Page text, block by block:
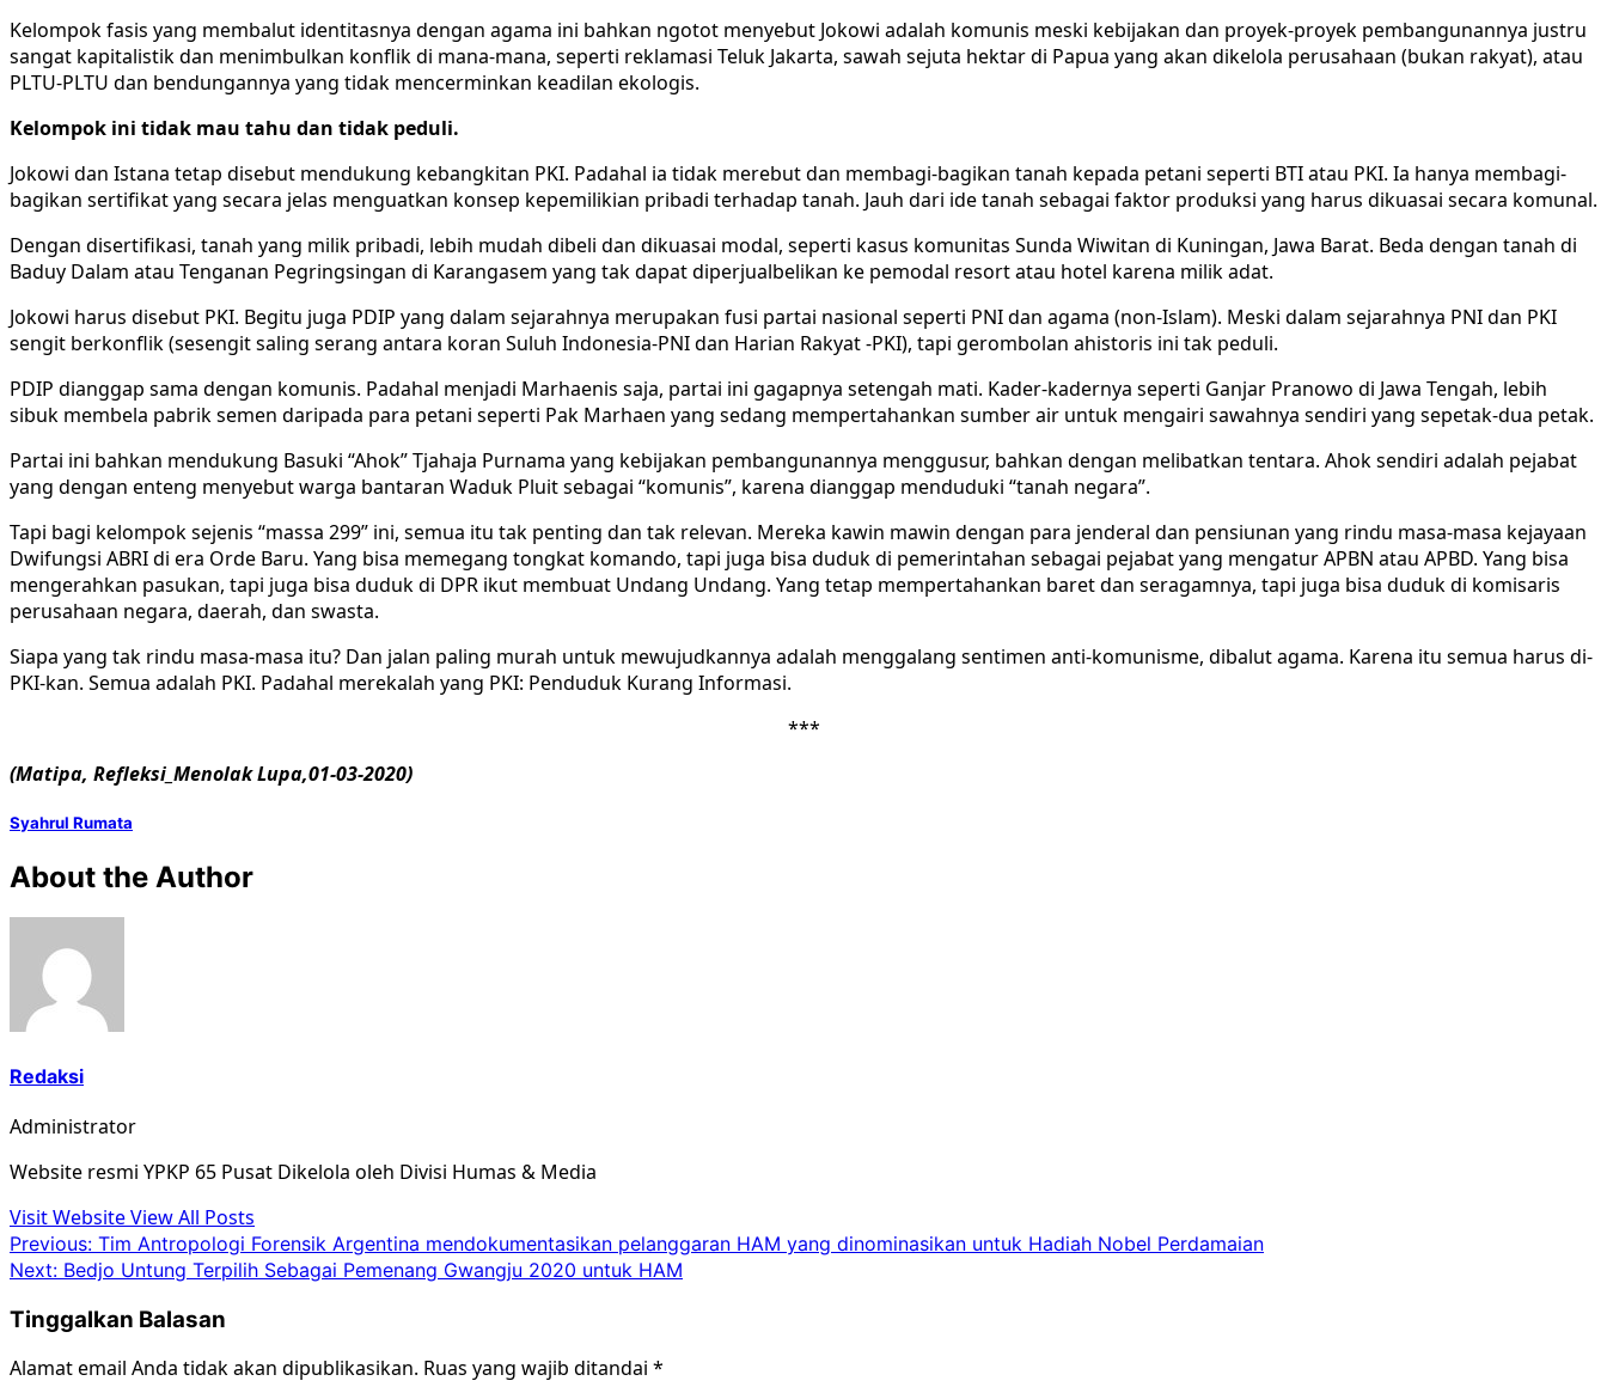
Kelompok fasis yang membalut identitasnya dengan agama ini bahkan ngotot menyebut Jokowi adalah komunis meski kebijakan dan proyek-proyek pembangunannya justru
sangat kapitalistik dan menimbulkan konflik di mana-mana, seperti reklamasi Teluk Jakarta, sawah sejuta hektar di Papua yang akan dikelola perusahaan (bukan rakyat), atau
PLTU-PLTU dan bendungannya yang tidak mencerminkan keadilan ekologis.
Kelompok ini tidak mau tahu dan tidak peduli.
Jokowi dan Istana tetap disebut mendukung kebangkitan PKI. Padahal ia tidak merebut dan membagi-bagikan tanah kepada petani seperti BTI atau PKI. Ia hanya membagi-
bagikan sertifikat yang secara jelas menguatkan konsep kepemilikian pribadi terhadap tanah. Jauh dari ide tanah sebagai faktor produksi yang harus dikuasai secara komunal.
Dengan disertifikasi, tanah yang milik pribadi, lebih mudah dibeli dan dikuasai modal, seperti kasus komunitas Sunda Wiwitan di Kuningan, Jawa Barat. Beda dengan tanah di
Baduy Dalam atau Tenganan Pegringsingan di Karangasem yang tak dapat diperjualbelikan ke pemodal resort atau hotel karena milik adat.
Jokowi harus disebut PKI. Begitu juga PDIP yang dalam sejarahnya merupakan fusi partai nasional seperti PNI dan agama (non-Islam). Meski dalam sejarahnya PNI dan PKI
sengit berkonflik (sesengit saling serang antara koran Suluh Indonesia-PNI dan Harian Rakyat -PKI), tapi gerombolan ahistoris ini tak peduli.
PDIP dianggap sama dengan komunis. Padahal menjadi Marhaenis saja, partai ini gagapnya setengah mati. Kader-kadernya seperti Ganjar Pranowo di Jawa Tengah, lebih
sibuk membela pabrik semen daripada para petani seperti Pak Marhaen yang sedang mempertahankan sumber air untuk mengairi sawahnya sendiri yang sepetak-dua petak.
Partai ini bahkan mendukung Basuki “Ahok” Tjahaja Purnama yang kebijakan pembangunannya menggusur, bahkan dengan melibatkan tentara. Ahok sendiri adalah pejabat
yang dengan enteng menyebut warga bantaran Waduk Pluit sebagai “komunis”, karena dianggap menduduki “tanah negara”.
Tapi bagi kelompok sejenis “massa 299” ini, semua itu tak penting dan tak relevan. Mereka kawin mawin dengan para jenderal dan pensiunan yang rindu masa-masa kejayaan
Dwifungsi ABRI di era Orde Baru. Yang bisa memegang tongkat komando, tapi juga bisa duduk di pemerintahan sebagai pejabat yang mengatur APBN atau APBD. Yang bisa
mengerahkan pasukan, tapi juga bisa duduk di DPR ikut membuat Undang Undang. Yang tetap mempertahankan baret dan seragamnya, tapi juga bisa duduk di komisaris
perusahaan negara, daerah, dan swasta.
Siapa yang tak rindu masa-masa itu? Dan jalan paling murah untuk mewujudkannya adalah menggalang sentimen anti-komunisme, dibalut agama. Karena itu semua harus di-
PKI-kan. Semua adalah PKI. Padahal merekalah yang PKI: Penduduk Kurang Informasi.
***
(Matipa, Refleksi_Menolak Lupa,01-03-2020)
Syahrul Rumata
About the Author
Redaksi
Administrator
Website resmi YPKP 65 Pusat Dikelola oleh Divisi Humas & Media
Visit WebsiteView All Posts
Post
navigation
Previous: Tim Antropologi Forensik Argentina mendokumentasikan pelanggaran HAM yang dinominasikan untuk Hadiah Nobel Perdamaian
Next: Bedjo Untung Terpilih Sebagai Pemenang Gwangju 2020 untuk HAM
Tinggalkan Balasan
Alamat email Anda tidak akan dipublikasikan. Ruas yang wajib ditandai *